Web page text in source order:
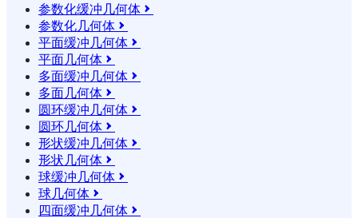
参数化缓冲几何体 
参数化几何体 
平面缓冲几何体 
平面几何体 
多面缓冲几何体 
多面几何体 
圆环缓冲几何体 
圆环几何体 
形状缓冲几何体 
形状几何体 
球缓冲几何体 
球几何体 
四面缓冲几何体 